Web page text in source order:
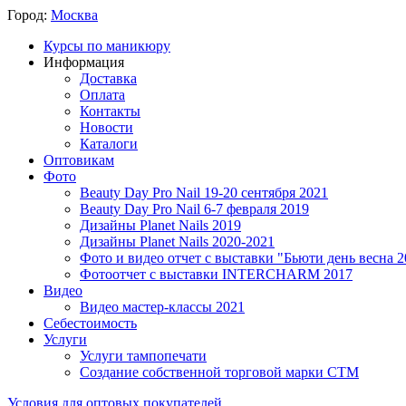
Город: Москва
Курсы по маникюру
Информация
Доставка
Оплата
Контакты
Новости
Каталоги
Оптовикам
Фото
Beauty Day Pro Nail 19-20 сентября 2021
Beauty Day Pro Nail 6-7 февраля 2019
Дизайны Planet Nails 2019
Дизайны Planet Nails 2020-2021
Фото и видео отчет с выставки "Бьюти день весна
Фотоотчет с выставки INTERCHARM 2017
Видео
Видео мастер-классы 2021
Себестоимость
Услуги
Услуги тампопечати
Создание собственной торговой марки СТМ
Условия для оптовых покупателей